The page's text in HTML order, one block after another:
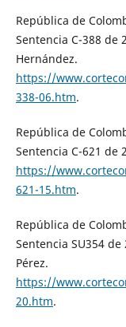
República de
Sentencia C-388 de
Hernández.
https://
338-06.htm.
República de
Sentencia C-621 de
https://
621-15.htm.
República de
Sentencia SU354
Pérez.
https://
20.htm.